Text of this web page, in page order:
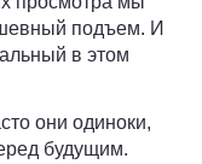
подъем. И
в этом
они одиноки,
будущим.